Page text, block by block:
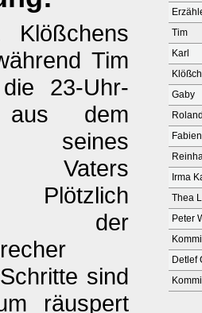
Klößchens
Tim
23-Uhr-
aus dem
seines
Vaters
der
sind
räuspert
Tim
Karl
Gaby
Irma
Thea
Peter
Detlef